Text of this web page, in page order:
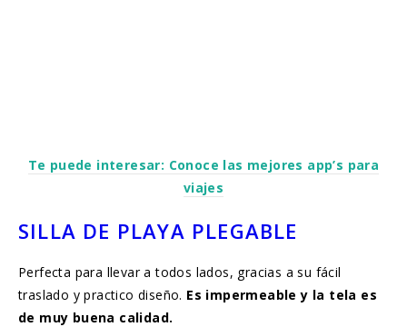
Te puede interesar: Conoce las mejores app’s para
viajes
SILLA DE PLAYA PLEGABLE
Perfecta para llevar a todos lados, gracias a su fácil
traslado y practico diseño. Es impermeable y la tela es
de muy buena calidad.